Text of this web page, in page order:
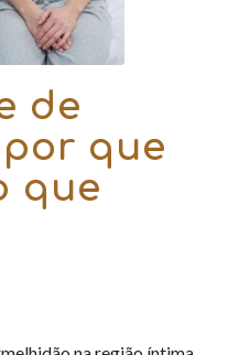
de
que
que